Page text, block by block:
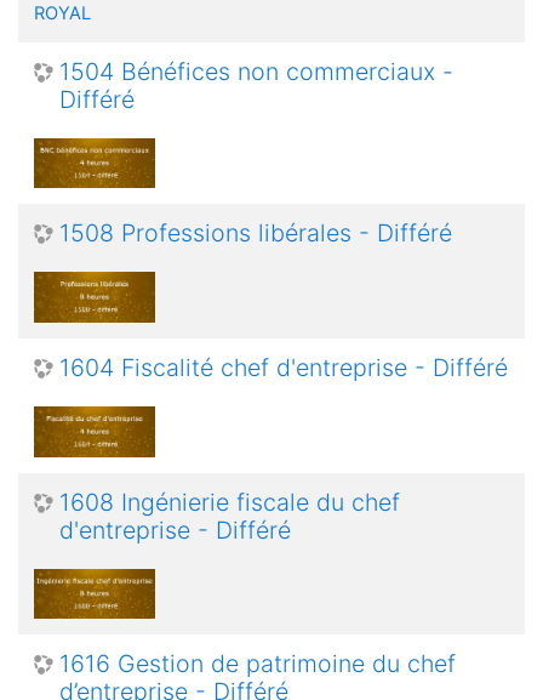
ROYAL
1504 Bénéfices non commerciaux -
Différé
1508 Professions libérales - Différé
1604 Fiscalité chef d'entreprise - Différé
1608 Ingénierie fiscale du chef
d'entreprise - Différé
1616 Gestion de patrimoine du chef
d’entreprise - Différé